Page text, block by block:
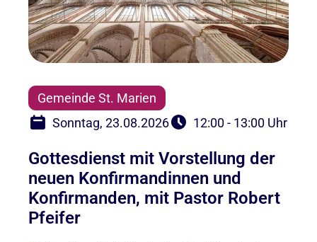
Gemeinde St. Marien
Sonntag, 23.08.2026
12:00 - 13:00 Uhr
Gottesdienst mit Vorstellung der
neuen Konfirmandinnen und
Konfirmanden, mit Pastor Robert
Pfeifer